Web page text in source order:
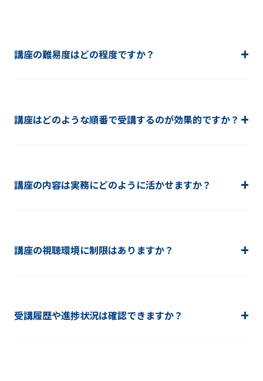
講座の難易度はどの程度ですか？
講座はどのような順番で受講するのが効果的ですか？
講座の内容は実務にどのように活かせますか？
講座の視聴環境に制限はありますか？
受講履歴や進捗状況は確認できますか？